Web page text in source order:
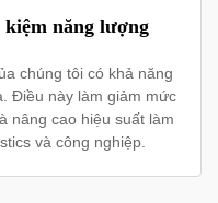
năng lượng
chúng tôi có khả năng
Điều này làm giảm mức
nâng cao hiệu suất làm
và công nghiệp.